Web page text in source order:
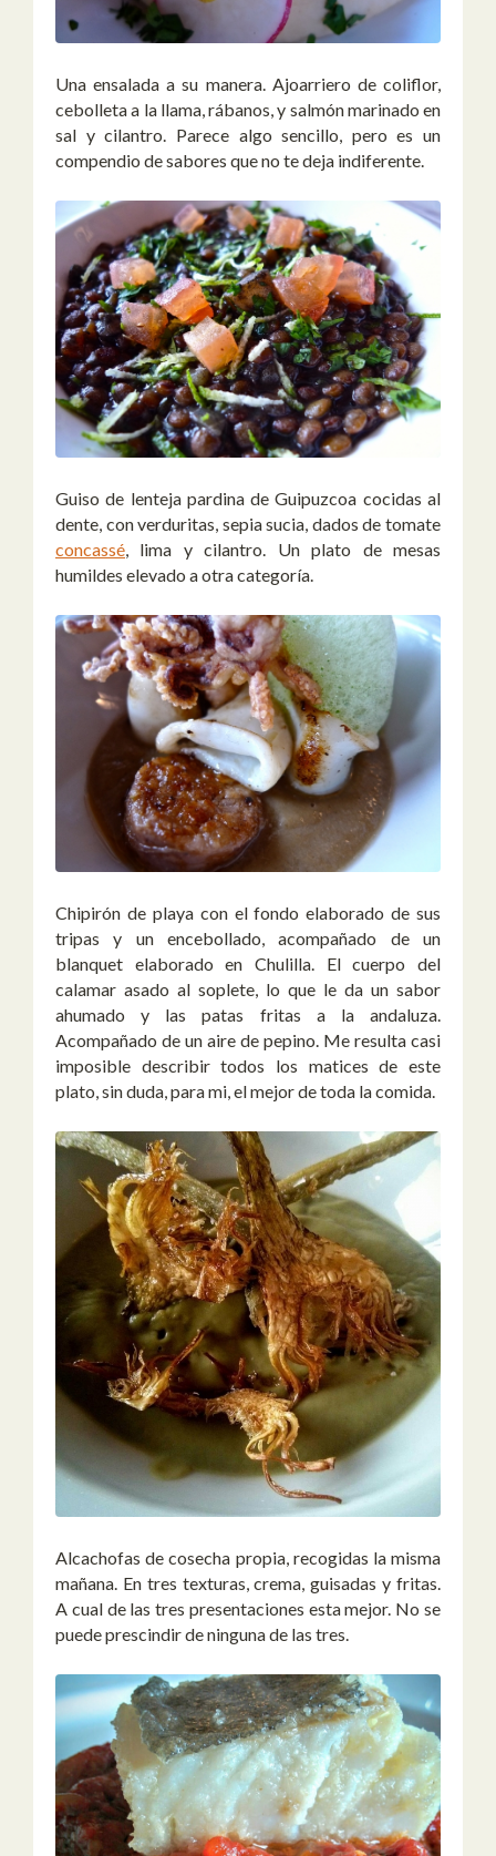
Una ensalada a su manera. Ajoarriero de coliflor,
cebolleta a la llama, rábanos, y salmón marinado en
sal y cilantro. Parece algo sencillo, pero es un
compendio de sabores que no te deja indiferente.
Guiso de lenteja pardina de Guipuzcoa cocidas al
dente, con verduritas, sepia sucia, dados de tomate
concassé, lima y cilantro. Un plato de mesas
humildes elevado a otra categoría.
Chipirón de playa con el fondo elaborado de sus
tripas y un encebollado, acompañado de un
blanquet elaborado en Chulilla. El cuerpo del
calamar asado al soplete, lo que le da un sabor
ahumado y las patas fritas a la andaluza.
Acompañado de un aire de pepino. Me resulta casi
imposible describir todos los matices de este
plato, sin duda, para mi, el mejor de toda la comida.
Alcachofas de cosecha propia, recogidas la misma
mañana. En tres texturas, crema, guisadas y fritas.
A cual de las tres presentaciones esta mejor. No se
puede prescindir de ninguna de las tres.